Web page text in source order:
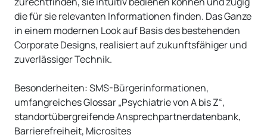
die für sie relevanten Informationen finden. Das Ganze
in einem modernen Look auf Basis des bestehenden
Corporate Designs, realisiert auf zukunftsfähiger und
zuverlässiger Technik.
Besonderheiten: SMS-Bürgerinformationen,
umfangreiches Glossar „Psychiatrie von A bis Z“,
standortübergreifende Ansprechpartnerdatenbank,
Barrierefreiheit, Microsites